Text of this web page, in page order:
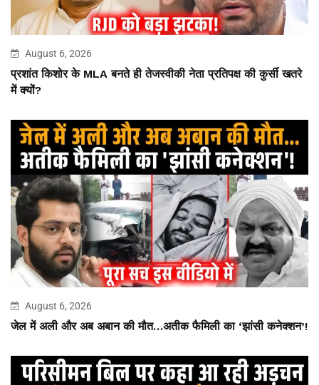
August 6, 2026
प्रशांत किशोर के MLA बनते ही तेजस्वीकी नेता प्रतिपक्ष की कुर्सी खतरे
में क्यों?
August 6, 2026
जेल में अली और अब अबान की मौत…अतीक फैमिली का ‘झांसी कनेक्शन’!